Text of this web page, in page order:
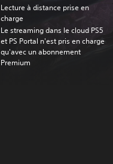
Lecture à distance prise en
charge
Le streaming dans le cloud PS5
et PS Portal n'est pris en charge
qu'avec un abonnement
Premium